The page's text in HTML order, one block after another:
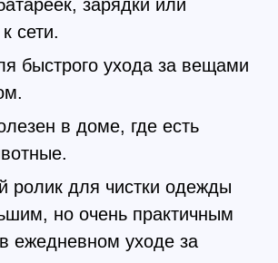
зарядки или
сети.
быстрого ухода за вещами
в доме, где есть
ролик для чистки одежды
но очень практичным
ежедневном уходе за